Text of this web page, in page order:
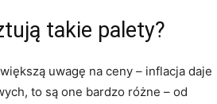
takie palety?
uwagę na ceny – inflacja daje
to są one bardzo różne – od